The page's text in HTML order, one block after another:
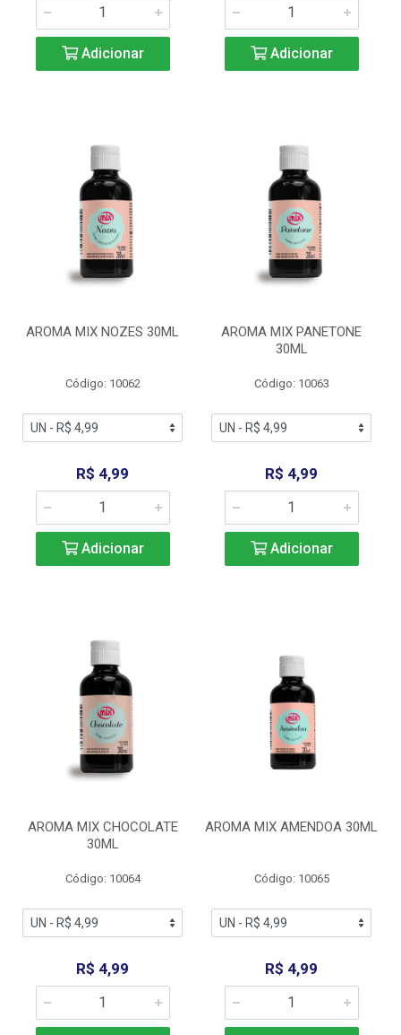
Adicionar Adicionar
AROMA MIX NOZES 30ML
Código: 10062
R$ 4,99
Adicionar
AROMA MIX PANETONE
30ML
Código: 10063
R$ 4,99
Adicionar
AROMA MIX CHOCOLATE
30ML
Código: 10064
R$ 4,99
AROMA MIX AMENDOA 30ML
Código: 10065
R$ 4,99